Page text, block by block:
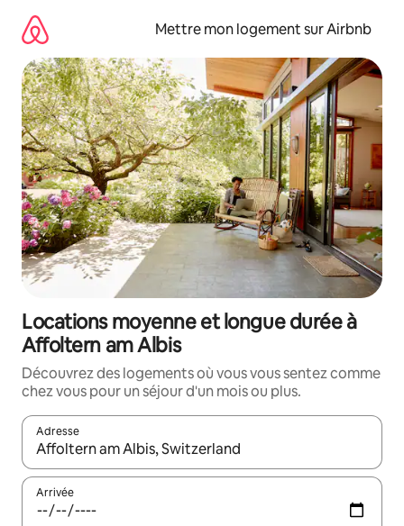
directement
contenu
Mettre mon logement sur Airbnb
Locations moyenne et longue durée à
Affoltern am Albis
Découvrez des logements où vous vous sentez comme
chez vous pour un séjour d'un mois ou plus.
Adresse
Lorsque les résultats s'affichent, utilisez les flèches vers le
Arrivée